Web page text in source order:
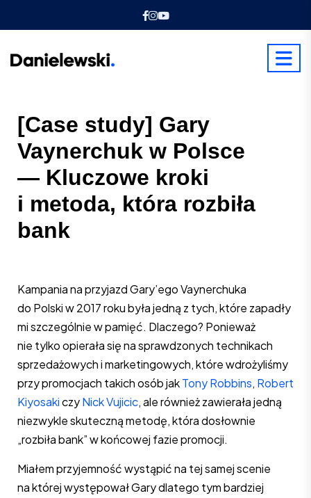
[Case study] Gary
Vaynerchuk w Polsce
— Kluczowe kroki
i metoda, która rozbiła
bank
Kampania na przyjazd Gary’ego Vaynerchuka
do Polski w 2017 roku była jedną z tych, które zapadły
mi szczególnie w pamięć. Dlaczego? Ponieważ
nie tylko opierała się na sprawdzonych technikach
sprzedażowych i marketingowych, które wdrożyliśmy
przy promocjach takich osób jakTony Robbins, Robert
KiyosakiczyNick Vujicic, ale również zawierała jedną
niezwykle skuteczną metodę, która dosłownie
„rozbiła bank” w końcowej fazie promocji.
Miałem przyjemność wystąpić na tej samej scenie
na której występował Gary dlatego tym bardziej